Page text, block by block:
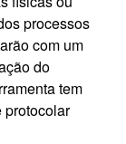
processos
com um
do
tem
protocolar